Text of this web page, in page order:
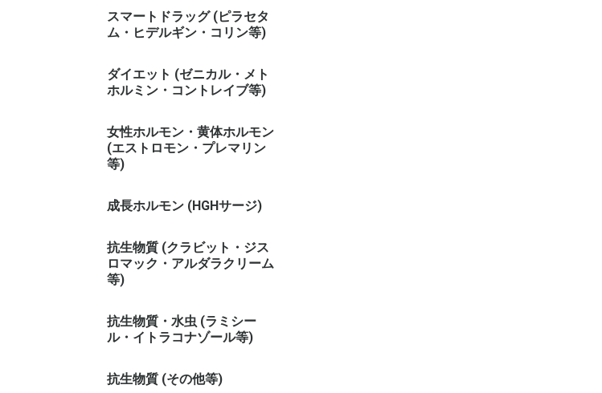
スマートドラッグ (ピラセタ
ム・ヒデルギン・コリン等)
ダイエット (ゼニカル・メト
ホルミン・コントレイブ等)
女性ホルモン・黄体ホルモン
(エストロモン・プレマリン
等)
成長ホルモン (HGHサージ)
抗生物質 (クラビット・ジス
ロマック・アルダラクリーム
等)
抗生物質・水虫 (ラミシー
ル・イトラコナゾール等)
抗生物質 (その他等)